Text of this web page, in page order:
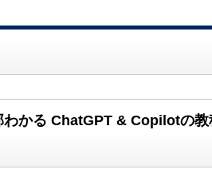
わかる ChatGPT & Copilotの